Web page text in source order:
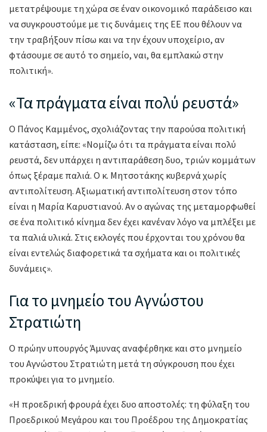
μετατρέψουμε τη χώρα σε έναν οικονομικό παράδεισο και
να συγκρουστούμε με τις δυνάμεις της ΕΕ που θέλουν να
την τραβήξουν πίσω και να την έχουν υποχείριο, αν
φτάσουμε σε αυτό το σημείο, ναι, θα εμπλακώ στην
πολιτική».
«Τα πράγματα είναι πολύ ρευστά»
Ο Πάνος Καμμένος, σχολιάζοντας την παρούσα πολιτική
κατάσταση, είπε: «Νομίζω ότι τα πράγματα είναι πολύ
ρευστά, δεν υπάρχει η αντιπαράθεση δυο, τριών κομμάτων
όπως ξέραμε παλιά. Ο κ. Μητσοτάκης κυβερνά χωρίς
αντιπολίτευση. Αξιωματική αντιπολίτευση στον τόπο
είναι η Μαρία Καρυστιανού. Αν ο αγώνας της μεταμορφωθεί
σε ένα πολιτικό κίνημα δεν έχει κανέναν λόγο να μπλέξει με
τα παλιά υλικά. Στις εκλογές που έρχονται του χρόνου θα
είναι εντελώς διαφορετικά τα σχήματα και οι πολιτικές
δυνάμεις».
Για το μνημείο του Αγνώστου
Στρατιώτη
Ο πρώην υπουργός Άμυνας αναφέρθηκε και στο μνημείο
του Αγνώστου Στρατιώτη μετά τη σύγκρουση που έχει
προκύψει για το μνημείο.
«Η προεδρική φρουρά έχει δυο αποστολές: τη φύλαξη του
Προεδρικού Μεγάρου και του Προέδρου της Δημοκρατίας